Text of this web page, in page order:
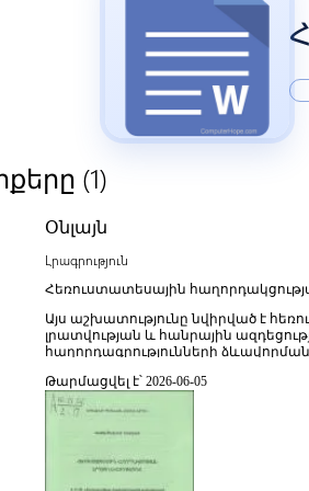
(1)
Օնլայն
Լրագրություն
Հեռուստատեսային
Այս աշխատությունը նվիրված է
լրատվության և հանրային
հաղորդագրությունների
լեզվական և արտահայտչական
ազդեցությունը հանդիսատեսի
արդյունավետության չափման
հիշելիություն, ինչպես նաև
հեռուստատեսության
Թարմացվել է՝ 2026-06-05